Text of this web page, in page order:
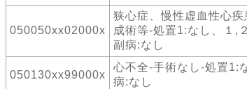
050050xx02000x
狭心症、慢性虚血性心
成術等-処置1:なし、１,
副病:なし
050130xx99000x
心不全-手術なし-処置1:
病:なし